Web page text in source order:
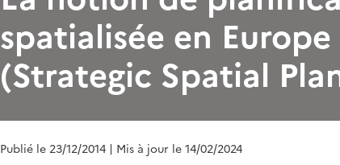
spatialisée en
(Strategic Spatial
Publié le 23/12/2014 | Mis à jour le 14/02/2024